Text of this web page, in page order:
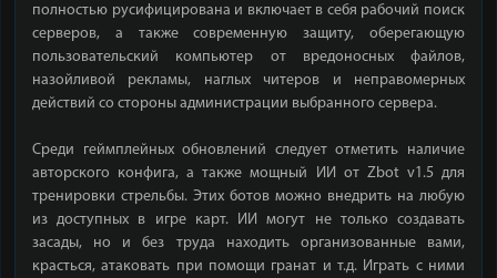
полностью русифицирована и включает в себя рабочий поиск
серверов, а также современную защиту, оберегающую
пользовательский компьютер от вредоносных файлов,
назойливой рекламы, наглых читеров и неправомерных
действий со стороны администрации выбранного сервера.
Среди геймплейных обновлений следует отметить наличие
авторского конфига, а также мощный ИИ от Zbot v1.5 для
тренировки стрельбы. Этих ботов можно внедрить на любую
из доступных в игре карт. ИИ могут не только создавать
засады, но и без труда находить организованные вами,
красться, атаковать при помощи гранат и т.д. Играть с ними